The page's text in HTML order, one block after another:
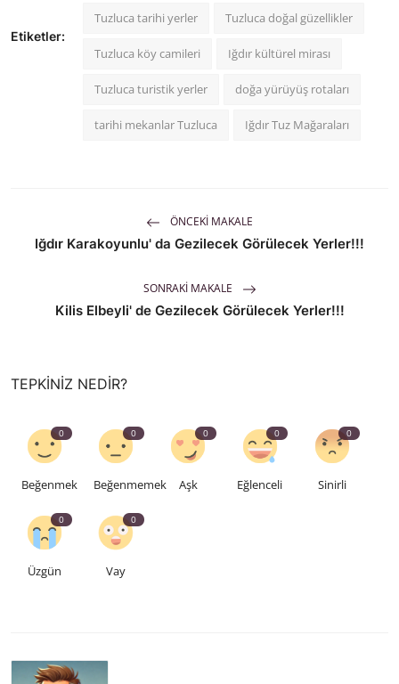
Etiketler:
Tuzluca tarihi yerler Tuzluca doğal güzellikler
Tuzluca köy camileri Iğdır kültürel mirası
Tuzluca turistik yerler doğa yürüyüş rotaları
tarihi mekanlar Tuzluca Iğdır Tuz Mağaraları
ÖNCEKI MAKALE
Iğdır Karakoyunlu' da Gezilecek Görülecek Yerler!!!
SONRAKI MAKALE
Kilis Elbeyli' de Gezilecek Görülecek Yerler!!!
TEPKINIZ NEDIR?
0
Beğenmek
0
Beğenmemek
0
Aşk
0
Eğlenceli
0
Sinirli
0
Üzgün
0
Vay